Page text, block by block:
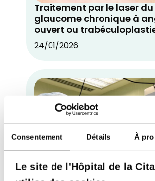
Consentement Détails À
Le site de l'Hôpital de la
Traitement par le laser du
glaucome chronique à
ouvert ou
24/01/2026